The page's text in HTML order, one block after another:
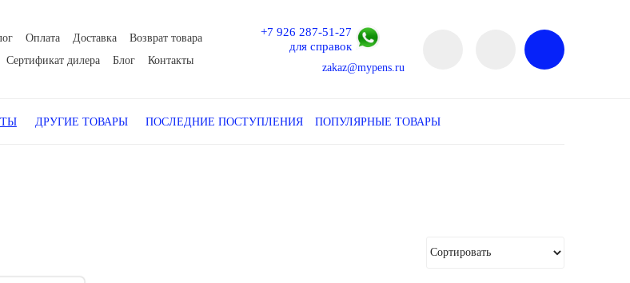
Оплата Доставка
Возврат товара
Сертификат дилера Блог Контакты
+7 926 287-51-27
для справок
zakaz@mypens.ru
ДРУГИЕ ТОВАРЫ ПОСЛЕДНИЕ ПОСТУПЛЕНИЯ ПОПУЛЯРНЫЕ ТОВАРЫ